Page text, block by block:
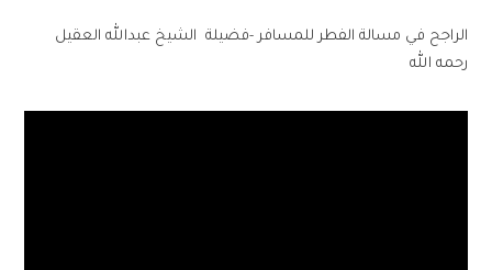
الراجح في مسالة الفطر للمسافر -فضيلة الشيخ عبدالله العقيل
رحمه الله